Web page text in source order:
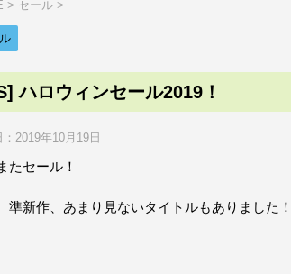
> セール >
ハロウィンセール2019！
2019年10月19日
たセール！
準新作、あまり見ないタイトルもありました！